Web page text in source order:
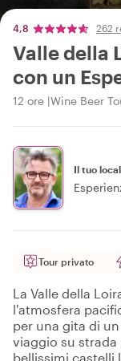
4,8 262
Valle della
con un
12 ore Wine Beer
Il tuo
Tour privato
La Valle della
l'atmosfera
per una gita di
viaggio su strada
bellissimi castelli